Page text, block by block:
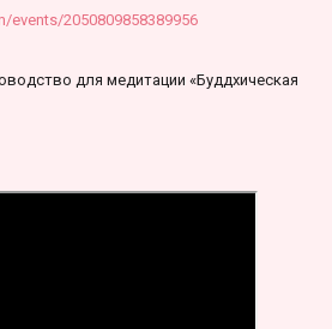
2050809858389956
для медитации «Буддхическая